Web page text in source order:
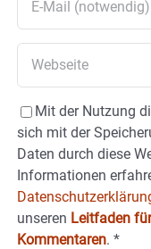
Mit der Nutzung
sich mit der
Daten durch diese
Informationen
unseren Leitfaden
Kommentaren. *